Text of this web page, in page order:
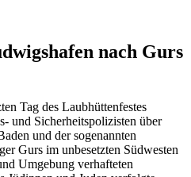
nach Gurs
Tag des Laubhüttenfestes
und Sicherheitspolizisten über
und der sogenannten
Gurs im unbesetzten Südwesten
Umgebung verhafteten